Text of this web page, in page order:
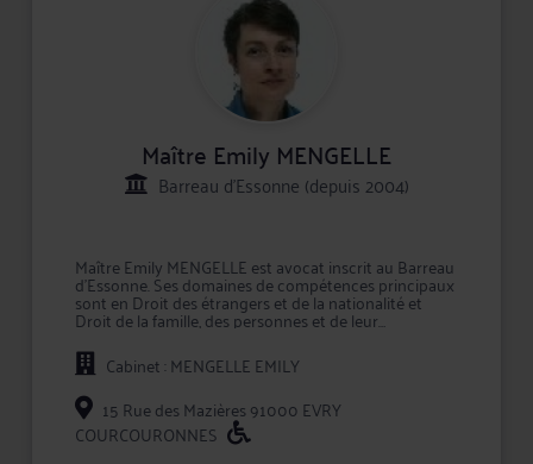
Maître Emily MENGELLE
Barreau d'Essonne (depuis 2004)
Maître Emily MENGELLE est avocat inscrit au Barreau
d'Essonne. Ses domaines de compétences principaux
sont en Droit des étrangers et de la nationalité et
Droit de la famille, des personnes et de leur
patrimoine.
Pour toute problématique dans ses champs de
compétence, Me MENGELLE vous conseille
efficacement et vous assiste en justice, que ce soit en
demande ou pour défendre vos intérêts.
Cabinet : MENGELLE EMILY
15 Rue des Mazières 91000 EVRY
COURCOURONNES